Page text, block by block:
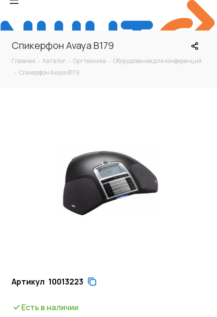
Спикерфон Avaya B179
Главная - Каталог - Оргтехника - Оборудование для конференций
- Спикерфон Avaya B179
Артикул 10013223
Есть в наличии